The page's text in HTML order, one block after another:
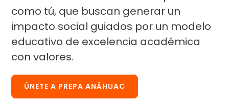
como tú, que buscan generar un
impacto social guiados por un modelo
educativo de excelencia académica
con valores.
ÚNETE A PREPA ANÁHUAC